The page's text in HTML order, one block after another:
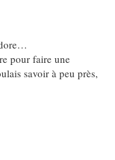
pour faire une
savoir à peu près,